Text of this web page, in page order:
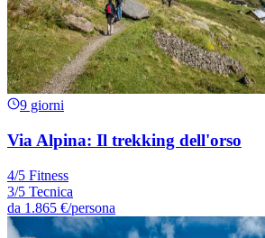
9 giorni
Via Alpina: Il trekking dell'orso
4/5 Fitness
3/5 Tecnica
da 1.865 €/persona